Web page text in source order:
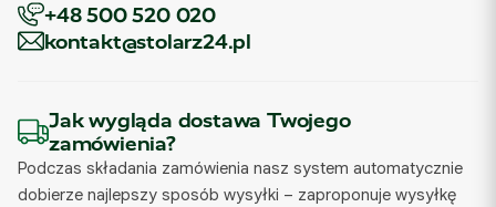
+48 500 520 020
kontakt@stolarz24.pl
Jak wygląda dostawa Twojego
zamówienia?
Podczas składania zamówienia nasz system automatycznie
dobierze najlepszy sposób wysyłki – zaproponuje wysyłkę